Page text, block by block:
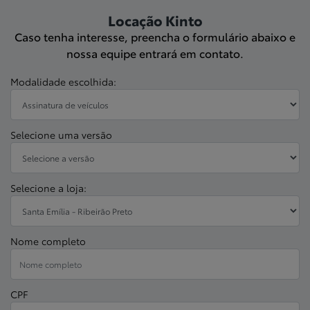
Locação Kinto
Caso tenha interesse, preencha o formulário abaixo e
nossa equipe entrará em contato.
Modalidade escolhida:
Selecione uma versão
Selecione a loja:
Nome completo
CPF